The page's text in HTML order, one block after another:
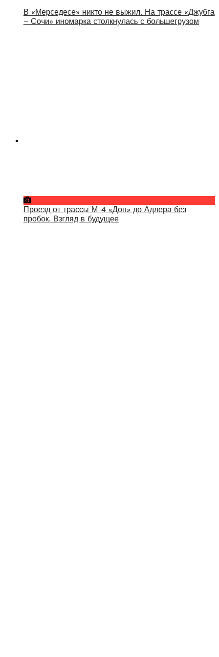
В «Мерседесе» никто не выжил. На трассе «Джубга
– Сочи» иномарка столкнулась с большегрузом
Проезд от трассы М-4 «Дон» до Адлера без
пробок. Взгляд в будущее